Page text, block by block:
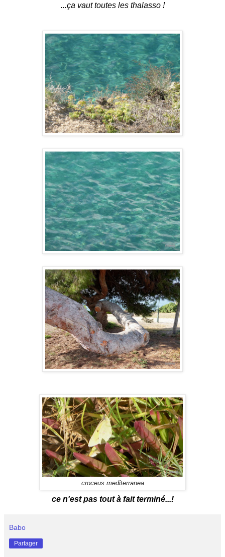
...ça vaut toutes les thalasso !
croceus mediterranea
ce n'est pas tout à fait terminé...!
Babo
Partager